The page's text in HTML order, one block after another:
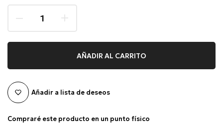
AÑADIR AL CARRITO
Añadir a lista de deseos
Compraré este producto en un punto físico